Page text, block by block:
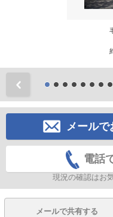
メールで
電話
現況の確認はお
メールで共有する